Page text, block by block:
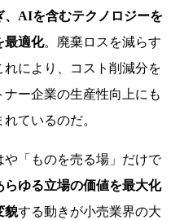
、AIを含むテクノロジーを
最適化。廃棄ロスを減らす
により、コスト削減分を
ー企業の生産性向上にも
ているのだ。
「ものを売る場」だけで
らゆる立場の価値を最大化
貌する動きが小売業界の大